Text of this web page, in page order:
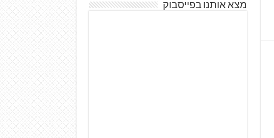
מצא אותנו בפייסבוק